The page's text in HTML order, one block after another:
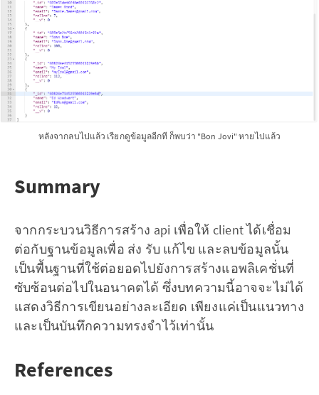
หลังจากลบไปแล้ว เรียกดูข้อมูลอีกที ก็พบว่า "Bon Jovi" หายไปแล้ว
Summary
จากกระบวนวิธีการสร้าง api เพื่อให้ client ได้เชื่อม
ต่อกับฐานข้อมูลเพื่อ ส่ง รับ แก้ไข และลบข้อมูลนั้น
เป็นพื้นฐานที่ใช้ต่อยอดไปยังการสร้างแอพลิเคชั่นที่
ซับซ้อนต่อไปในอนาคตได้ ซึ่งบทความนี้อาจจะไม่ได้
แสดงวิธีการเขียนอย่างละเอียด เพียงแค่เป็นแนวทาง
และเป็นบันทึกความทรงจำไว้เท่านั้น
References